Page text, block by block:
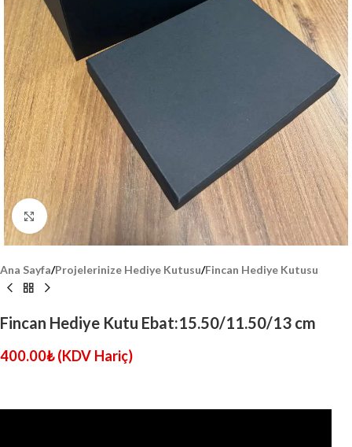
Click to enlarge
Ana Sayfa/Projelerinize Hediye Kutusu/Fincan Hediye Kutusu
Fincan Hediye Kutu Ebat:15.50/11.50/13 cm
400.00₺ (KDV Hariç)